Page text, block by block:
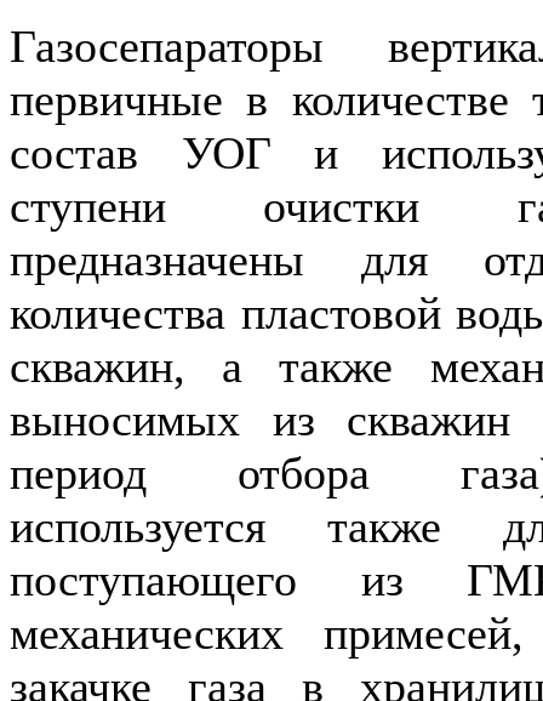
Газосепараторы
первичные в
состав УОГ и
ступени очистки
предназначены для
количества пластовой
скважин, а также
выносимых из скважин
период отбора
используется также
поступающего из
механических
закачке газа в